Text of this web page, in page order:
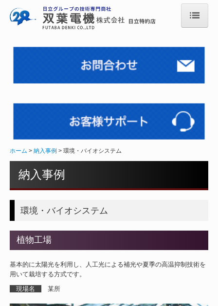
新型コロナウイルス
会社概要
保有資格
SDGｓの取りくみ
岡山子育て応援宣言企業
ZEBプランナー
ホーム 納入事例 環境・バイオシステム
納入事例
環境・バイオシステム
植物工場
基本的に太陽光を利用し、人工光による補光や夏季の高温抑制技術を
用いて栽培する方式です。
現場名
某所